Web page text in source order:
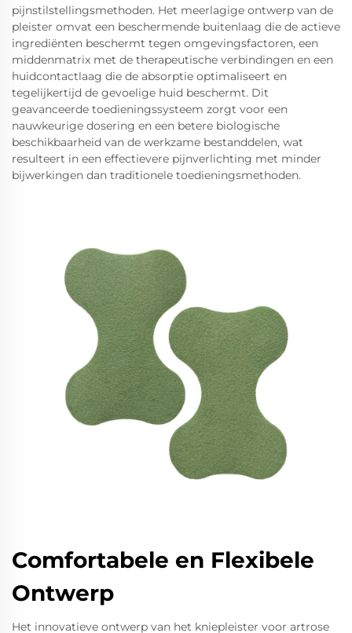
pijnstilstellingsmethoden. Het meerlagige ontwerp van de
pleister omvat een beschermende buitenlaag die de actieve
ingrediënten beschermt tegen omgevingsfactoren, een
middenmatrix met de therapeutische verbindingen en een
huidcontactlaag die de absorptie optimaliseert en
tegelijkertijd de gevoelige huid beschermt. Dit
geavanceerde toedieningssysteem zorgt voor een
nauwkeurige dosering en een betere biologische
beschikbaarheid van de werkzame bestanddelen, wat
resulteert in een effectievere pijnverlichting met minder
bijwerkingen dan traditionele toedieningsmethoden.
Comfortabele en Flexibele
Ontwerp
Het innovatieve ontwerp van het kniepleister voor artrose